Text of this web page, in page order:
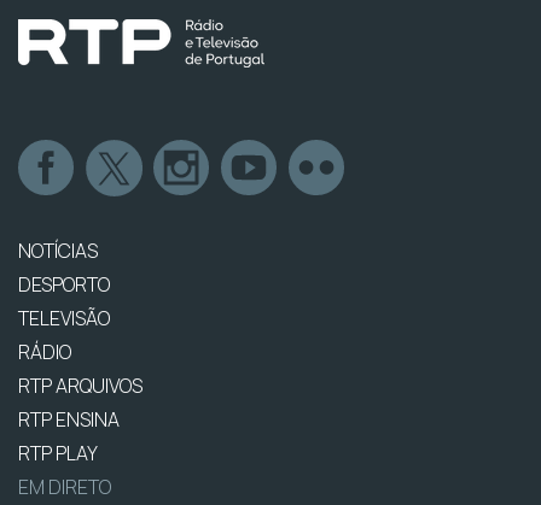
NOTÍCIAS
DESPORTO
TELEVISÃO
RÁDIO
RTP ARQUIVOS
RTP ENSINA
RTP PLAY
EM DIRETO